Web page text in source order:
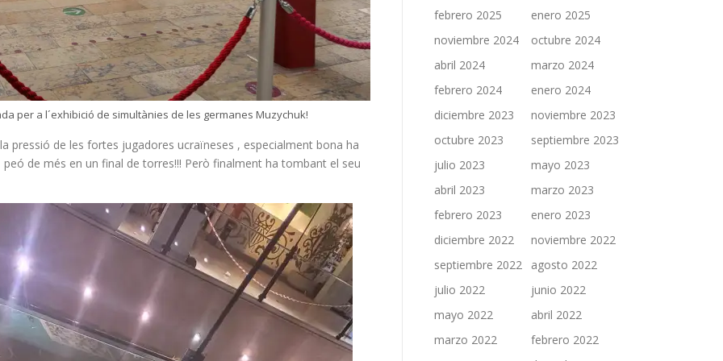
per a l´exhibició de simultànies de les germanes Muzychuk!
pressió de les fortes jugadores ucraïneses , especialment bona ha
de més en un final de torres!!! Però finalment ha tombant el seu
febrero 2025
enero 2025
noviembre 2024
octubre 2024
abril 2024
marzo 2024
febrero 2024
enero 2024
diciembre 2023
noviembre 2023
octubre 2023
septiembre 2023
julio 2023
mayo 2023
abril 2023
marzo 2023
febrero 2023
enero 2023
diciembre 2022
noviembre 2022
septiembre 2022
agosto 2022
julio 2022
junio 2022
mayo 2022
abril 2022
marzo 2022
febrero 2022